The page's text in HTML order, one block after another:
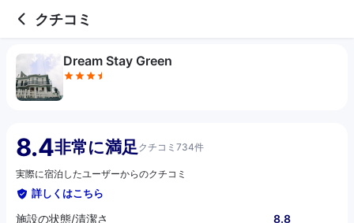
クチコミ
Dream Stay Green
8.4非常に満足 クチコミ734件
実際に宿泊したユーザーからのクチコミ
詳しくはこちら
施設の状態/清潔さ 8.8